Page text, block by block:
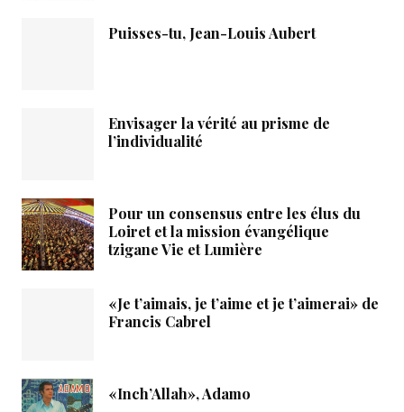
Puisses-tu, Jean-Louis Aubert
Envisager la vérité au prisme de
l’individualité
Pour un consensus entre les élus du
Loiret et la mission évangélique
tzigane Vie et Lumière
«Je t’aimais, je t’aime et je t’aimerai» de
Francis Cabrel
«Inch’Allah», Adamo